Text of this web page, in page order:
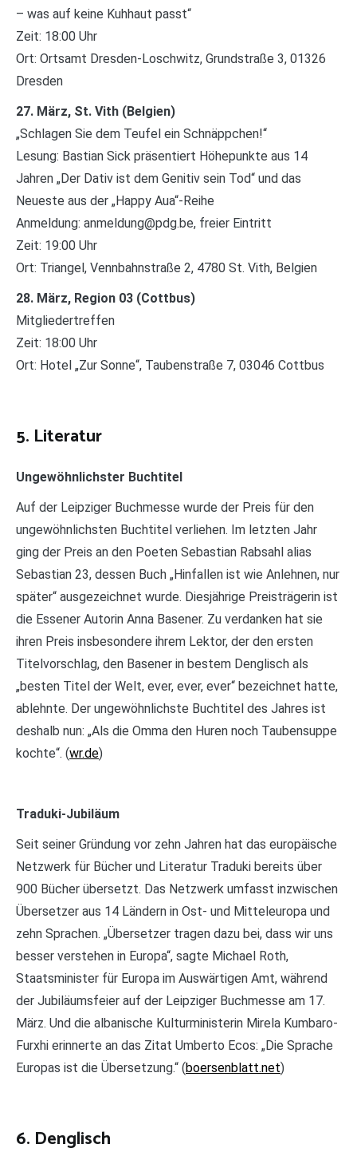
– was auf keine Kuhhaut passt“
Zeit: 18:00 Uhr
Ort: Ortsamt Dresden-Loschwitz, Grundstraße 3, 01326
Dresden
27. März, St. Vith (Belgien)
„Schlagen Sie dem Teufel ein Schnäppchen!“
Lesung: Bastian Sick präsentiert Höhepunkte aus 14
Jahren „Der Dativ ist dem Genitiv sein Tod“ und das
Neueste aus der „Happy Aua“-Reihe
Anmeldung: anmeldung@pdg.be, freier Eintritt
Zeit: 19:00 Uhr
Ort: Triangel, Vennbahnstraße 2, 4780 St. Vith, Belgien
28. März, Region 03 (Cottbus)
Mitgliedertreffen
Zeit: 18:00 Uhr
Ort: Hotel „Zur Sonne“, Taubenstraße 7, 03046 Cottbus
5. Literatur
Ungewöhnlichster Buchtitel
Auf der Leipziger Buchmesse wurde der Preis für den
ungewöhnlichsten Buchtitel verliehen. Im letzten Jahr
ging der Preis an den Poeten Sebastian Rabsahl alias
Sebastian 23, dessen Buch „Hinfallen ist wie Anlehnen, nur
später“ ausgezeichnet wurde. Diesjährige Preisträgerin ist
die Essener Autorin Anna Basener. Zu verdanken hat sie
ihren Preis insbesondere ihrem Lektor, der den ersten
Titelvorschlag, den Basener in bestem Denglisch als
„besten Titel der Welt, ever, ever, ever“ bezeichnet hatte,
ablehnte. Der ungewöhnlichste Buchtitel des Jahres ist
deshalb nun: „Als die Omma den Huren noch Taubensuppe
kochte“. (wr.de)
Traduki-Jubiläum
Seit seiner Gründung vor zehn Jahren hat das europäische
Netzwerk für Bücher und Literatur Traduki bereits über
900 Bücher übersetzt. Das Netzwerk umfasst inzwischen
Übersetzer aus 14 Ländern in Ost- und Mitteleuropa und
zehn Sprachen. „Übersetzer tragen dazu bei, dass wir uns
besser verstehen in Europa“, sagte Michael Roth,
Staatsminister für Europa im Auswärtigen Amt, während
der Jubiläumsfeier auf der Leipziger Buchmesse am 17.
März. Und die albanische Kulturministerin Mirela Kumbaro-
Furxhi erinnerte an das Zitat Umberto Ecos: „Die Sprache
Europas ist die Übersetzung.“ (boersenblatt.net)
6. Denglisch